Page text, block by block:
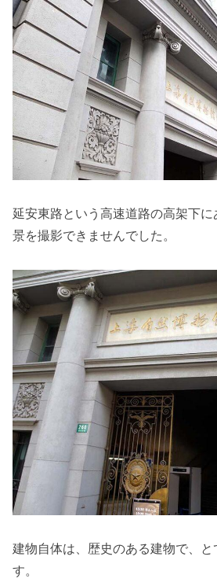
延安東路という高速道路の高架下
景を撮影できませんでした。
建物自体は、歴史のある建物で、と
す。